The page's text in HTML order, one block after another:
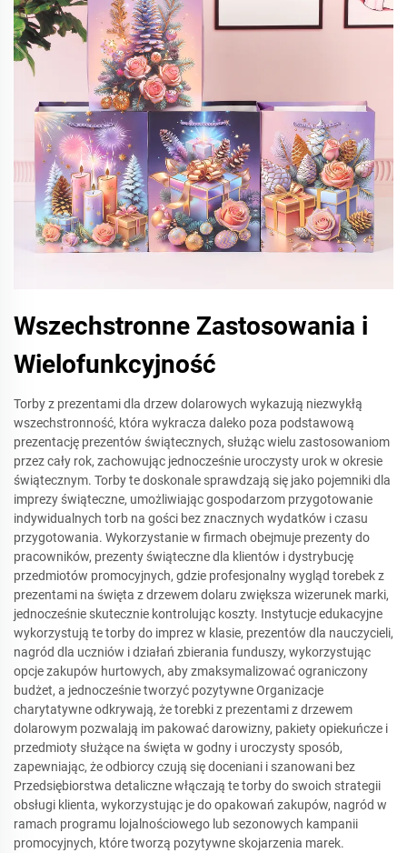
Wszechstronne Zastosowania i
Wielofunkcyjność
Torby z prezentami dla drzew dolarowych wykazują niezwykłą
wszechstronność, która wykracza daleko poza podstawową
prezentację prezentów świątecznych, służąc wielu zastosowaniom
przez cały rok, zachowując jednocześnie uroczysty urok w okresie
świątecznym. Torby te doskonale sprawdzają się jako pojemniki dla
imprezy świąteczne, umożliwiając gospodarzom przygotowanie
indywidualnych torb na gości bez znacznych wydatków i czasu
przygotowania. Wykorzystanie w firmach obejmuje prezenty do
pracowników, prezenty świąteczne dla klientów i dystrybucję
przedmiotów promocyjnych, gdzie profesjonalny wygląd torebek z
prezentami na święta z drzewem dolaru zwiększa wizerunek marki,
jednocześnie skutecznie kontrolując koszty. Instytucje edukacyjne
wykorzystują te torby do imprez w klasie, prezentów dla nauczycieli,
nagród dla uczniów i działań zbierania funduszy, wykorzystując
opcje zakupów hurtowych, aby zmaksymalizować ograniczony
budżet, a jednocześnie tworzyć pozytywne Organizacje
charytatywne odkrywają, że torebki z prezentami z drzewem
dolarowym pozwalają im pakować darowizny, pakiety opiekuńcze i
przedmioty służące na święta w godny i uroczysty sposób,
zapewniając, że odbiorcy czują się doceniani i szanowani bez
Przedsiębiorstwa detaliczne włączają te torby do swoich strategii
obsługi klienta, wykorzystując je do opakowań zakupów, nagród w
ramach programu lojalnościowego lub sezonowych kampanii
promocyjnych, które tworzą pozytywne skojarzenia marek.